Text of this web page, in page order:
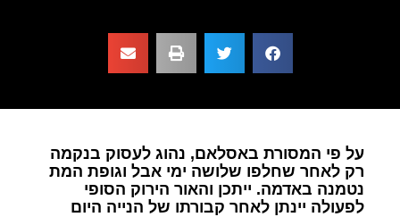
על פי המסורת באסלאם, נהוג לעסוק בנקמה
רק לאחר שחלפו שלושה ימי אבל וגופת המת
נטמנה באדמה. ייתכן והאור הירוק הסופי
לפעולה יינתן לאחר קבורתו של הנייה היום